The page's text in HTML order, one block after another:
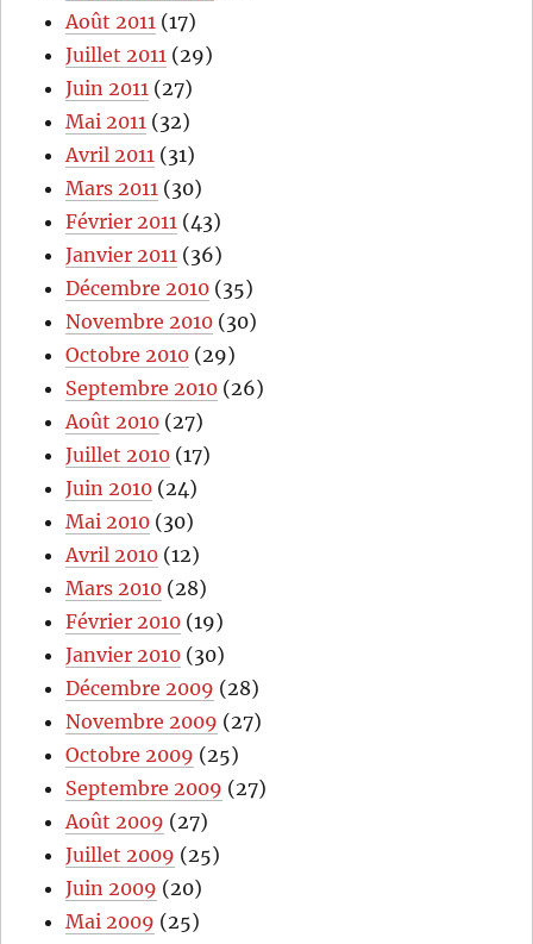
Août 2011 (17)
Juillet 2011 (29)
Juin 2011 (27)
Mai 2011 (32)
Avril 2011 (31)
Mars 2011 (30)
Février 2011 (43)
Janvier 2011 (36)
Décembre 2010 (35)
Novembre 2010 (30)
Octobre 2010 (29)
Septembre 2010 (26)
Août 2010 (27)
Juillet 2010 (17)
Juin 2010 (24)
Mai 2010 (30)
Avril 2010 (12)
Mars 2010 (28)
Février 2010 (19)
Janvier 2010 (30)
Décembre 2009 (28)
Novembre 2009 (27)
Octobre 2009 (25)
Septembre 2009 (27)
Août 2009 (27)
Juillet 2009 (25)
Juin 2009 (20)
Mai 2009 (25)